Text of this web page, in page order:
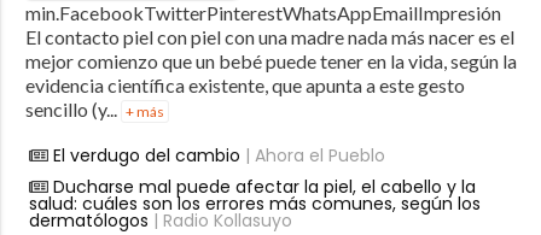
min.FacebookTwitterPinterestWhatsAppEmailImpresión
El contacto piel con piel con una madre nada más nacer es el
mejor comienzo que un bebé puede tener en la vida, según la
evidencia científica existente, que apunta a este gesto
sencillo (y... + más
El verdugo del cambio | Ahora el Pueblo
Ducharse mal puede afectar la piel, el cabello y la
salud: cuáles son los errores más comunes, según los
dermatólogos | Radio Kollasuyo